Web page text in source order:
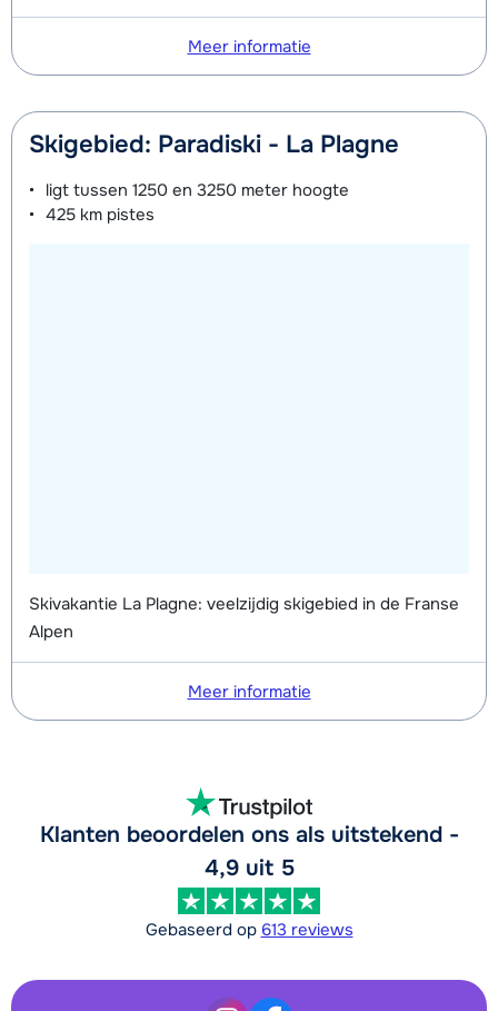
Meer informatie
Skigebied: Paradiski - La Plagne
ligt tussen 1250 en 3250 meter hoogte
425 km pistes
Skivakantie La Plagne: veelzijdig skigebied in de Franse
Alpen
Meer informatie
Klanten beoordelen ons als uitstekend -
4,9 uit 5
Gebaseerd op 613 reviews